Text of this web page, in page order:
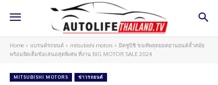
Home แบรนด์รถยนต์ mitsubishi motors
มิตซูบิชิ ขนทัพสุดยอดยานยนต์ล้ำสมัย
พร้อมจัดเต็มข้อเสนอสุดพิเศษ ที่งาน BIG MOTOR SALE 2024
MITSUBISHI MOTORS ข่าวรถยนต์